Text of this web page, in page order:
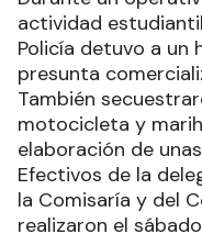
actividad
Policía detuvo a un
presunta
También
motocicleta y
elaboración de
Efectivos de la
la Comisaría y del
realizaron el